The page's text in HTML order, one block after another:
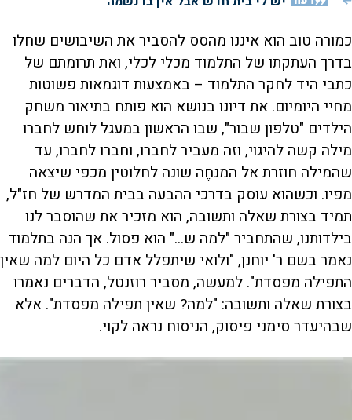
כמורה טוב הוא איננו מהסס להסביר את השיבושים שחלו
בדרך העתקתו של התלמוד מכלי לכלי, ואת תרומתם של
כתבי היד לחקר התלמוד – באמצעות דוגמאות פשוטות
מחיי היומיום. את דיונו בנושא הוא פותח בתיאור משחק
הילדים "טלפון שבור", שבו הראשון במעגל לוחש לחברו
מילה קשה להיגוי, וזה מעביר לחברו, וחברו לחברו, עד
שהמילה חוזרת אל המנחֶה שונה לחלוטין מכפי שיצאה
מפיו. וכשהוא עוסק בדרכי ההבעה בבית המדרש של חז"ל,
תמיד בצורת שאלה ותשובה, הוא מזכיר את שהוסבר לנו
בילדותנו, שהתחביר "למה ש..." הוא פסול. אך הנה בתלמוד
נאמר בשם ר' יוחנן, "ולואי שיתפלל אדם כל היום למה שאין
התפילה מפסדת". למעשה, מסביר רוזנטל, הדברים נאמרו
בצורת שאלה ותשובה: "למה? שאין תפילה מפסדת". אלא
שבהיעדר סימני פיסוק, הניסוח נראה לקוי.